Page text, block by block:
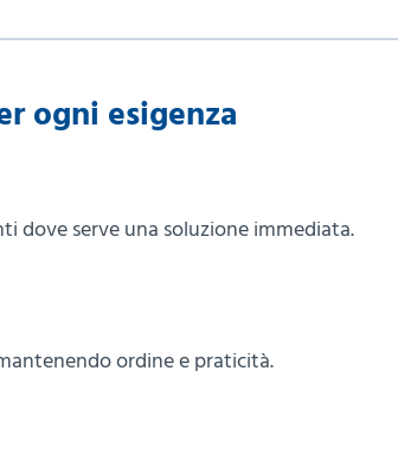
ogni esigenza
dove serve una soluzione immediata.
ordine e praticità.